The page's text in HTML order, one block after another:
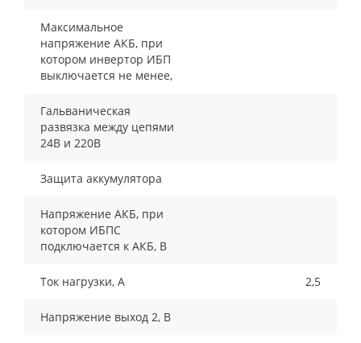
Максимальное
напряжение АКБ, при
котором инвертор ИБП
выключается не менее,
Гальваническая
развязка между цепями
24В и 220В
Защита аккумулятора
Напряжение АКБ, при
котором ИБПС
подключается к АКБ, В
Ток нагрузки, A 2,5
Напряжение выход 2, В